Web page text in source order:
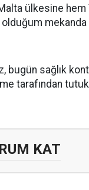
Malta ülkesine
olduğum
bugün sağlık
tarafından
KAT